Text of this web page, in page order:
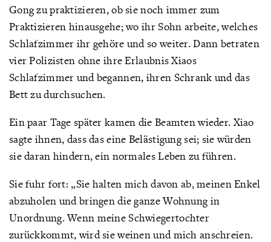
Gong zu praktizieren, ob sie noch immer zum
Praktizieren hinausgehe; wo ihr Sohn arbeite, welches
Schlafzimmer ihr gehöre und so weiter. Dann betraten
vier Polizisten ohne ihre Erlaubnis Xiaos
Schlafzimmer und begannen, ihren Schrank und das
Bett zu durchsuchen.
Ein paar Tage später kamen die Beamten wieder. Xiao
sagte ihnen, dass das eine Belästigung sei; sie würden
sie daran hindern, ein normales Leben zu führen.
Sie fuhr fort: „Sie halten mich davon ab, meinen Enkel
abzuholen und bringen die ganze Wohnung in
Unordnung. Wenn meine Schwiegertochter
zurückkommt, wird sie weinen und mich anschreien.